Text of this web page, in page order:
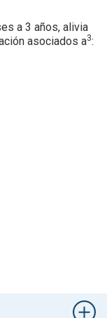
a 3 años, alivia
asociados a3: